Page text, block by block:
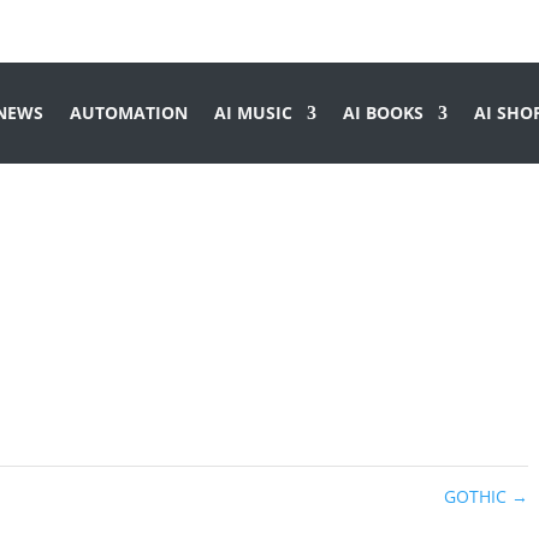
AUTOMATION AI MUSIC AI BOOKS AI
GOTHIC →